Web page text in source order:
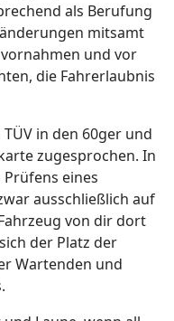
als Berufung
mitsamt
und vor
die Fahrerlaubnis
in den 60ger und
zugesprochen. In
eines
ausschließlich auf
von dir dort
der Platz der
Wartenden und